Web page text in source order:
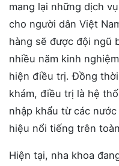
mang lại những dịch
cho người dân Việt
hàng sẽ được đội ngũ
nhiều năm kinh
hiện điều trị. Đồng
khám, điều trị là hệ
nhập khẩu từ các
hiệu nổi tiếng trên
Hiện tại, nha khoa